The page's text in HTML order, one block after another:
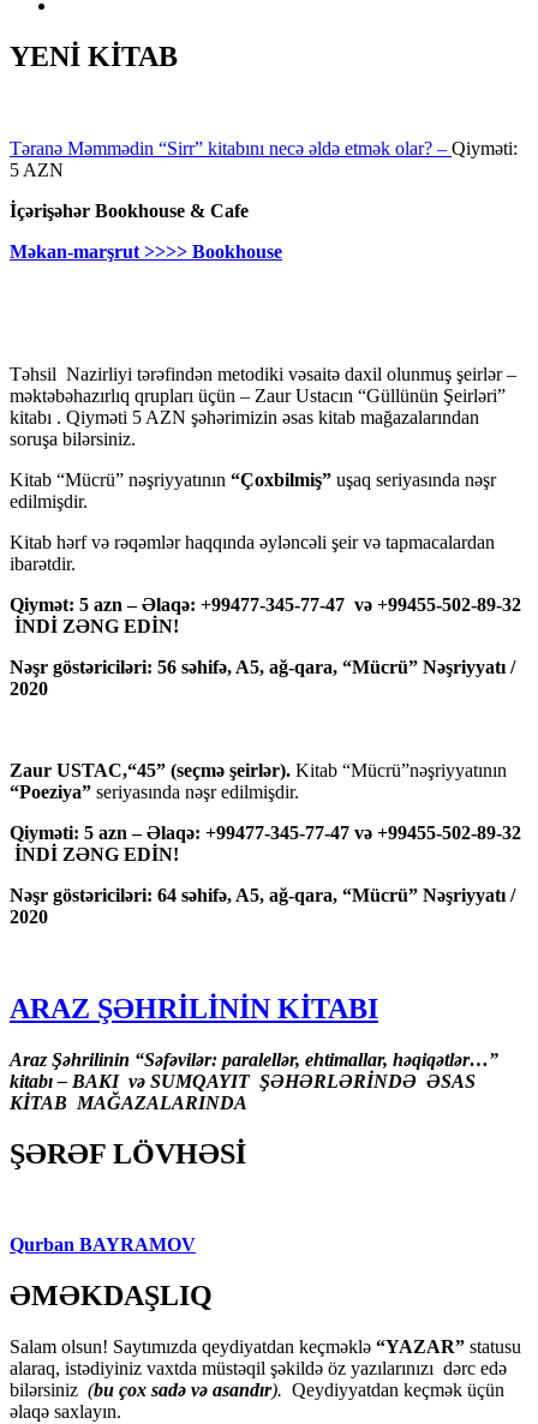
YENİ KİTAB
Təranə Məmmədin “Sirr” kitabını necə əldə etmək olar? – Qiyməti:
5 AZN
İçərişəhər Bookhouse & Cafe
Məkan-marşrut >>>> Bookhouse
Təhsil Nazirliyi tərəfindən metodiki vəsaitə daxil olunmuş şeirlər –
məktəbəhazırlıq qrupları üçün – Zaur Ustacın “Güllünün Şeirləri”
kitabı . Qiyməti 5 AZN şəhərimizin əsas kitab mağazalarından
soruşa bilərsiniz.
Kitab “Mücrü” nəşriyyatının “Çoxbilmiş” uşaq seriyasında nəşr
edilmişdir.
Kitab hərf və rəqəmlər haqqında əyləncəli şeir və tapmacalardan
ibarətdir.
Qiymət: 5 azn – Əlaqə: +99477-345-77-47 və +99455-502-89-32
İNDİ ZƏNG EDİN!
Nəşr göstəriciləri: 56 səhifə, A5, ağ-qara, “Mücrü” Nəşriyyatı /
2020
Zaur USTAC,“45” (seçmə şeirlər). Kitab “Mücrü”nəşriyyatının
“Poeziya” seriyasında nəşr edilmişdir.
Qiyməti: 5 azn – Əlaqə: +99477-345-77-47 və +99455-502-89-32
İNDİ ZƏNG EDİN!
Nəşr göstəriciləri: 64 səhifə, A5, ağ-qara, “Mücrü” Nəşriyyatı /
2020
ARAZ ŞƏHRİLİNİN KİTABI
Araz Şəhrilinin “Səfəvilər: paralellər, ehtimallar, həqiqətlər…”
kitabı – BAKI və SUMQAYIT ŞƏHƏRLƏRİNDƏ ƏSAS
KİTAB MAĞAZALARINDA
ŞƏRƏF LÖVHƏSİ
Qurban BAYRAMOV
ƏMƏKDAŞLIQ
Salam olsun! Saytımızda qeydiyatdan keçməklə “YAZAR” statusu
alaraq, istədiyiniz vaxtda müstəqil şəkildə öz yazılarınızı dərc edə
bilərsiniz (bu çox sadə və asandır). Qeydiyyatdan keçmək üçün
əlaqə saxlayın.